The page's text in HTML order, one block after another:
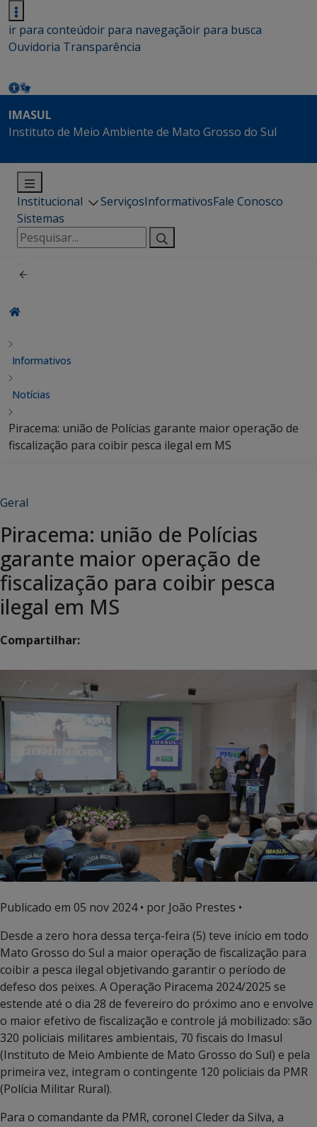
ir para conteúdoir para navegaçãoir para busca
Ouvidoria Transparência
IMASUL
Instituto de Meio Ambiente de Mato Grosso do Sul
Institucional ServiçosInformativosFale Conosco
Sistemas
Pesquisar
por:
Informativos
Notícias
Piracema: união de Polícias garante maior operação de
fiscalização para coibir pesca ilegal em MS
Geral
Piracema: união de Polícias
garante maior operação de
fiscalização para coibir pesca
ilegal em MS
Compartilhar:
Publicado em 05 nov 2024• por João Prestes •
Desde a zero hora dessa terça-feira (5) teve início em todo
Mato Grosso do Sul a maior operação de fiscalização para
coibir a pesca ilegal objetivando garantir o período de
defeso dos peixes. A Operação Piracema 2024/2025 se
estende até o dia 28 de fevereiro do próximo ano e envolve
o maior efetivo de fiscalização e controle já mobilizado: são
320 policiais militares ambientais, 70 fiscais do Imasul
(Instituto de Meio Ambiente de Mato Grosso do Sul) e pela
primeira vez, integram o contingente 120 policiais da PMR
(Polícia Militar Rural).
Para o comandante da PMR, coronel Cleder da Silva, a